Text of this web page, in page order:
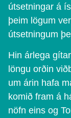
útsetningar á
þeim lögum
útsetningum
Hin árlega
löngu orðin
um árin hafa
komið fram á
nöfn eins og